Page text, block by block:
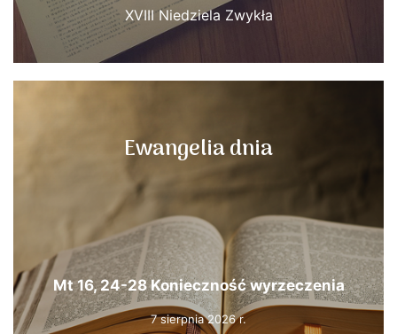
XVIII Niedziela Zwykła
Ewangelia dnia
Mt 16, 24-28 Konieczność wyrzeczenia
7 sierpnia 2026 r.